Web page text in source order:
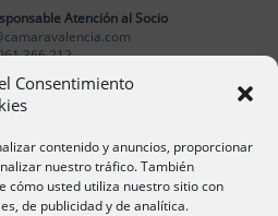
Consentimiento
contenido y anuncios, proporcionar
nuestro tráfico. También
cómo usted utiliza nuestro sitio con
de publicidad y de analítica.
Atención al Socio
366 212